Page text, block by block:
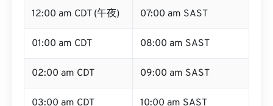
12:00 am CDT (午夜) 07:00 am SAST
01:00 am CDT 08:00 am SAST
02:00 am CDT 09:00 am SAST
03:00 am CDT 10:00 am SAST